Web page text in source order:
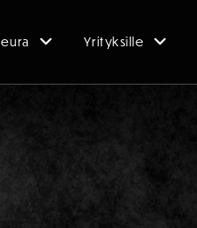
Yrityksille